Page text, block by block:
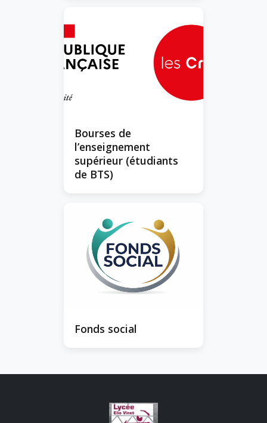
Bourses de
l’enseignement
supérieur (étudiants
de BTS)
Fonds social